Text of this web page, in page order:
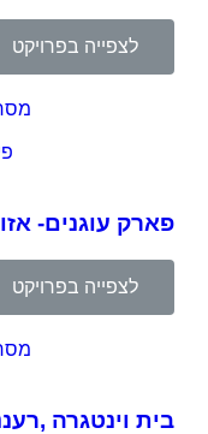
לצפייה בפרויקט
פארק עוגנים-
לצפייה בפרויקט
בית וינטגרה